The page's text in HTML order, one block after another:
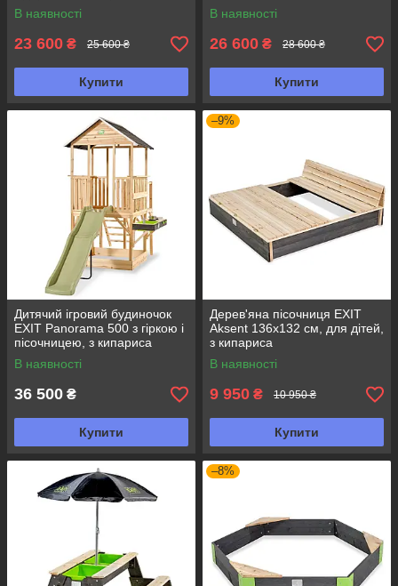
В наявності
23 600 ₴ 25 600 ₴
Купити
В наявності
26 600 ₴ 28 600 ₴
Купити
Дитячий ігровий будиночок
EXIT Panorama 500 з гіркою і
пісочницею, з кипариса
В наявності
36 500 ₴
Купити
–9%
Дерев'яна пісочниця EXIT
Aksent 136x132 см, для дітей,
з кипариса
В наявності
9 950 ₴ 10 950 ₴
Купити
–8%